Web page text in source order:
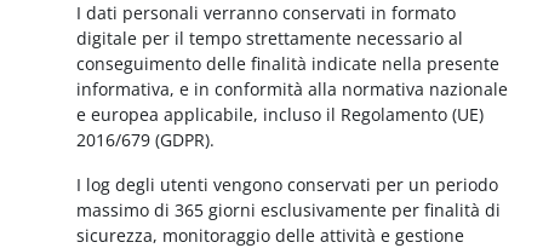
I dati personali verranno conservati in formato
digitale per il tempo strettamente necessario al
conseguimento delle finalità indicate nella presente
informativa, e in conformità alla normativa nazionale
e europea applicabile, incluso il Regolamento (UE)
2016/679 (GDPR).
I log degli utenti vengono conservati per un periodo
massimo di 365 giorni esclusivamente per finalità di
sicurezza, monitoraggio delle attività e gestione